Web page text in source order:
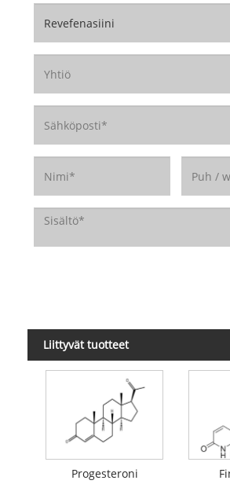
Liittyvät tuotteet
Progesteroni